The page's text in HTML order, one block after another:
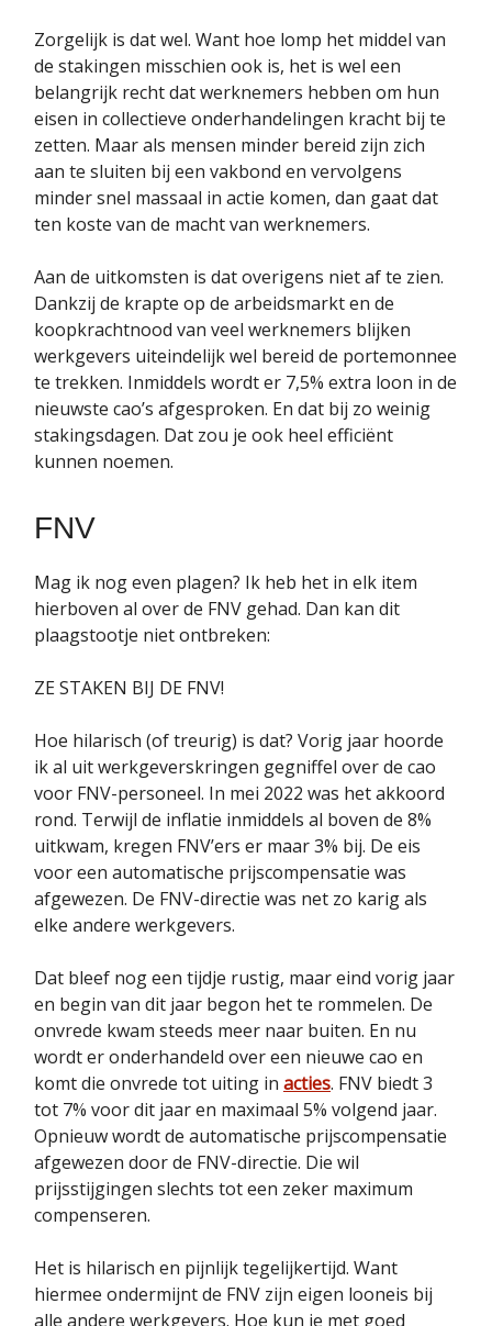
Zorgelijk is dat wel. Want hoe lomp het middel van
de stakingen misschien ook is, het is wel een
belangrijk recht dat werknemers hebben om hun
eisen in collectieve onderhandelingen kracht bij te
zetten. Maar als mensen minder bereid zijn zich
aan te sluiten bij een vakbond en vervolgens
minder snel massaal in actie komen, dan gaat dat
ten koste van de macht van werknemers.
Aan de uitkomsten is dat overigens niet af te zien.
Dankzij de krapte op de arbeidsmarkt en de
koopkrachtnood van veel werknemers blijken
werkgevers uiteindelijk wel bereid de portemonnee
te trekken. Inmiddels wordt er 7,5% extra loon in de
nieuwste cao’s afgesproken. En dat bij zo weinig
stakingsdagen. Dat zou je ook heel efficiënt
kunnen noemen.
FNV
Mag ik nog even plagen? Ik heb het in elk item
hierboven al over de FNV gehad. Dan kan dit
plaagstootje niet ontbreken:
ZE STAKEN BIJ DE FNV!
Hoe hilarisch (of treurig) is dat? Vorig jaar hoorde
ik al uit werkgeverskringen gegniffel over de cao
voor FNV-personeel. In mei 2022 was het akkoord
rond. Terwijl de inflatie inmiddels al boven de 8%
uitkwam, kregen FNV’ers er maar 3% bij. De eis
voor een automatische prijscompensatie was
afgewezen. De FNV-directie was net zo karig als
elke andere werkgevers.
Dat bleef nog een tijdje rustig, maar eind vorig jaar
en begin van dit jaar begon het te rommelen. De
onvrede kwam steeds meer naar buiten. En nu
wordt er onderhandeld over een nieuwe cao en
komt die onvrede tot uiting in acties. FNV biedt 3
tot 7% voor dit jaar en maximaal 5% volgend jaar.
Opnieuw wordt de automatische prijscompensatie
afgewezen door de FNV-directie. Die wil
prijsstijgingen slechts tot een zeker maximum
compenseren.
Het is hilarisch en pijnlijk tegelijkertijd. Want
hiermee ondermijnt de FNV zijn eigen looneis bij
alle andere werkgevers. Hoe kun je met goed